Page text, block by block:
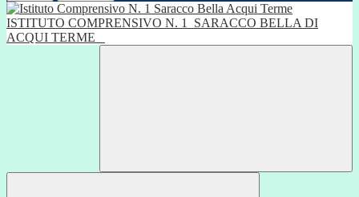
ISTITUTO COMPRENSIVO N. 1
SARACCO BELLA DI
ACQUI TERME